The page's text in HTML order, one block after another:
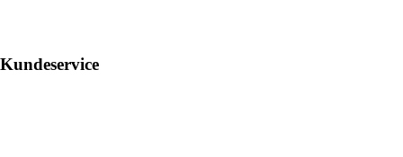
Kundeservice